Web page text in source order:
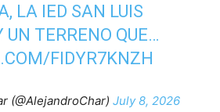
LA IED SAN LUIS
UN TERRENO QUE…
FIDYR7KNZH
(@AlejandroChar) July 8, 2026